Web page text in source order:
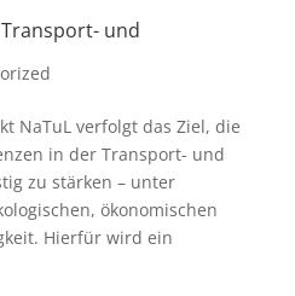
und
NaTuL verfolgt das Ziel, die
in der Transport- und
zu stärken – unter
ökonomischen
Hierfür wird ein